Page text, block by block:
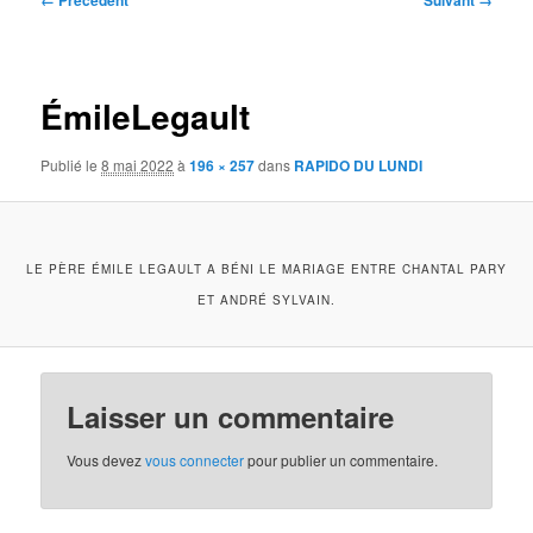
ÉmileLegault
Publié le8 mai 2022 à196 × 257dans RAPIDO DU LUNDI
LE PÈRE ÉMILE LEGAULT A BÉNI LE MARIAGE ENTRE CHANTAL PARY
ET ANDRÉ SYLVAIN.
Laisser un commentaire
Vous devezvous connecterpour publier un commentaire.